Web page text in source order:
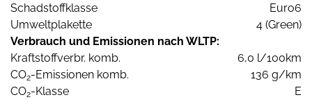
Schadstoffklasse
Euro6
Umweltplakette
4 (Green)
Verbrauch und Emissionen nach WLTP:
Kraftstoffverbr. komb.
6,0 l/100km
CO2-Emissionen komb.
136 g/km
CO2-Klasse E